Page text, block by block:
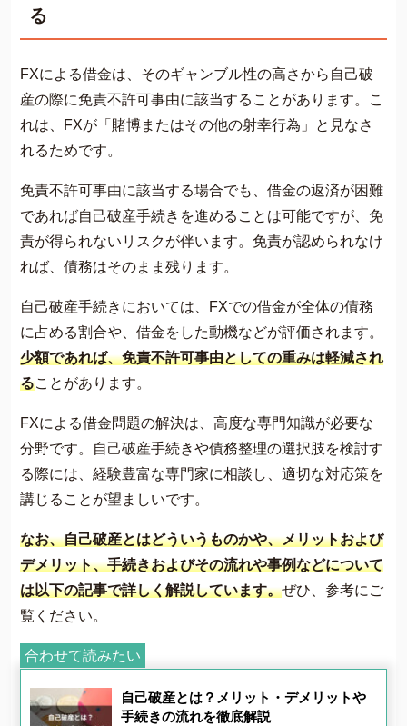
る
FXによる借金は、そのギャンブル性の高さから自己破
産の際に免責不許可事由に該当することがあります。こ
れは、FXが「賭博またはその他の射幸行為」と見なさ
れるためです​​。
免責不許可事由に該当する場合でも、借金の返済が困難
であれば自己破産手続きを進めることは可能ですが、免
責が得られないリスクが伴います。免責が認められなけ
れば、債務はそのまま残ります​​。
自己破産手続きにおいては、FXでの借金が全体の債務
に占める割合や、借金をした動機などが評価されます。
少額であれば、免責不許可事由としての重みは軽減され
ることがあります​​。
​FXによる借金問題の解決は、高度な専門知識が必要な
分野です。自己破産手続きや債務整理の選択肢を検討す
る際には、経験豊富な専門家に相談し、適切な対応策を
講じることが望ましいです。
なお、自己破産とはどういうものかや、メリットおよび
デメリット、手続きおよびその流れや事例などについて
は以下の記事で詳しく解説しています。ぜひ、参考にご
覧ください。
合わせて読みたい
自己破産とは？メリット・デメリットや
手続きの流れを徹底解説